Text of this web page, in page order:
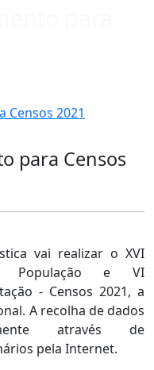
2021
para Censos
vai realizar o XVI
População e VI
- Censos 2021, a
A recolha de dados
através de
pela Internet.